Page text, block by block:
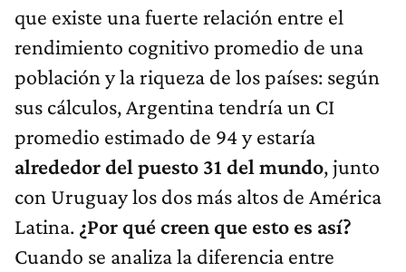
que existe una fuerte relación entre el
rendimiento cognitivo promedio de una
población y la riqueza de los países: según
sus cálculos, Argentina tendría un CI
promedio estimado de 94 y estaría
alrededor del puesto 31 del mundo, junto
con Uruguay los dos más altos de América
Latina. ¿Por qué creen que esto es así?
Cuando se analiza la diferencia entre